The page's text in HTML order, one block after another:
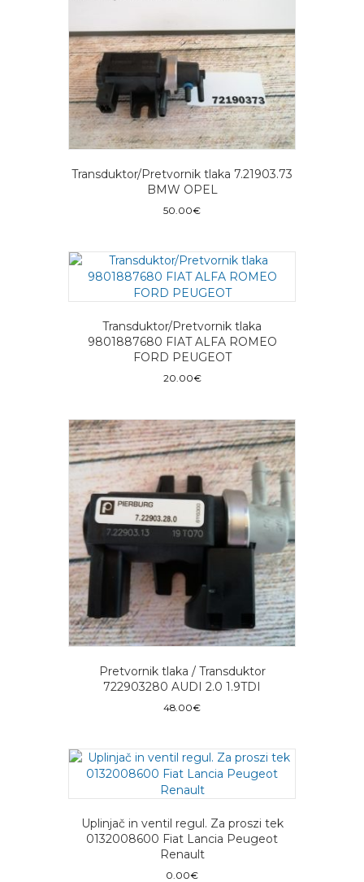
Transduktor/Pretvornik tlaka 7.21903.73
BMW OPEL
50.00€
Transduktor/Pretvornik tlaka
9801887680 FIAT ALFA ROMEO
FORD PEUGEOT
20.00€
Pretvornik tlaka / Transduktor
722903280 AUDI 2.0 1.9TDI
48.00€
Uplinjač in ventil regul. Za proszi tek
0132008600 Fiat Lancia Peugeot
Renault
0.00€